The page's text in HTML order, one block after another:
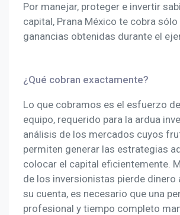
Por manejar, proteger e invertir
capital, Prana México te cobra sólo
ganancias obtenidas durante el
¿Qué cobran exactamente?
Lo que cobramos es el esfuerzo
equipo, requerido para la ardua
análisis de los mercados cuyos
permiten generar las estrategias
colocar el capital eficientemente.
de los inversionistas pierde dinero
su cuenta, es necesario que una
profesional y tiempo completo